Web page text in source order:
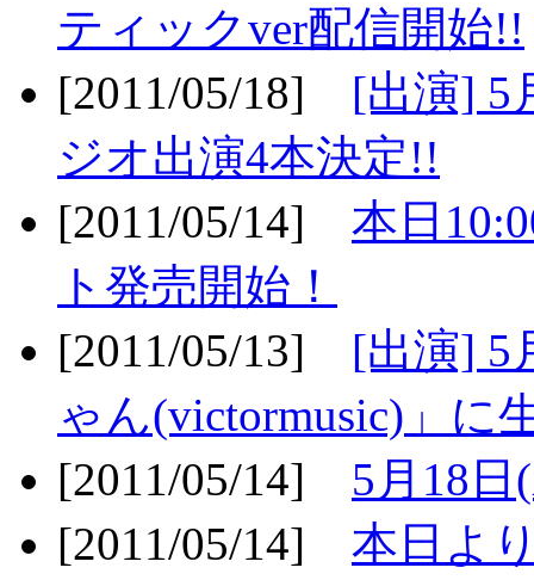
ティックver配信開始!!
[2011/05/18] [出演] 5
ジオ出演4本決定!!
[2011/05/14] 本日
ト発売開始！
[2011/05/13] [出演] 5
ゃん(victormusic)」に
[2011/05/14] 5月18
[2011/05/14] 本日よ